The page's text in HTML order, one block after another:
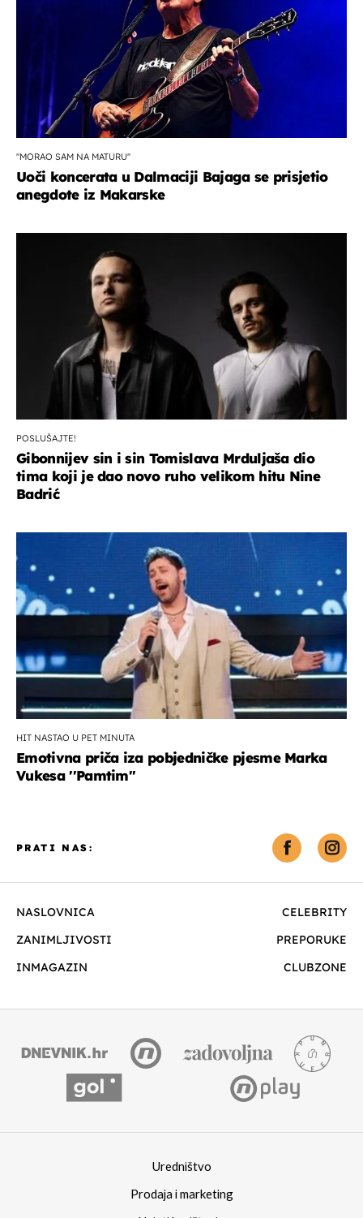
''MORAO SAM NA MATURU''
Uoči koncerata u Dalmaciji Bajaga se prisjetio
anegdote iz Makarske
POSLUŠAJTE!
Gibonnijev sin i sin Tomislava Mrduljaša dio
tima koji je dao novo ruho velikom hitu Nine
Badrić
HIT NASTAO U PET MINUTA
Emotivna priča iza pobjedničke pjesme Marka
Vukesa ''Pamtim''
NASLOVNICA
CELEBRITY
ZANIMLJIVOSTI
PREPORUKE
INMAGAZIN
CLUBZONE
PRATI NAS:
Uredništvo
Prodaja i marketing